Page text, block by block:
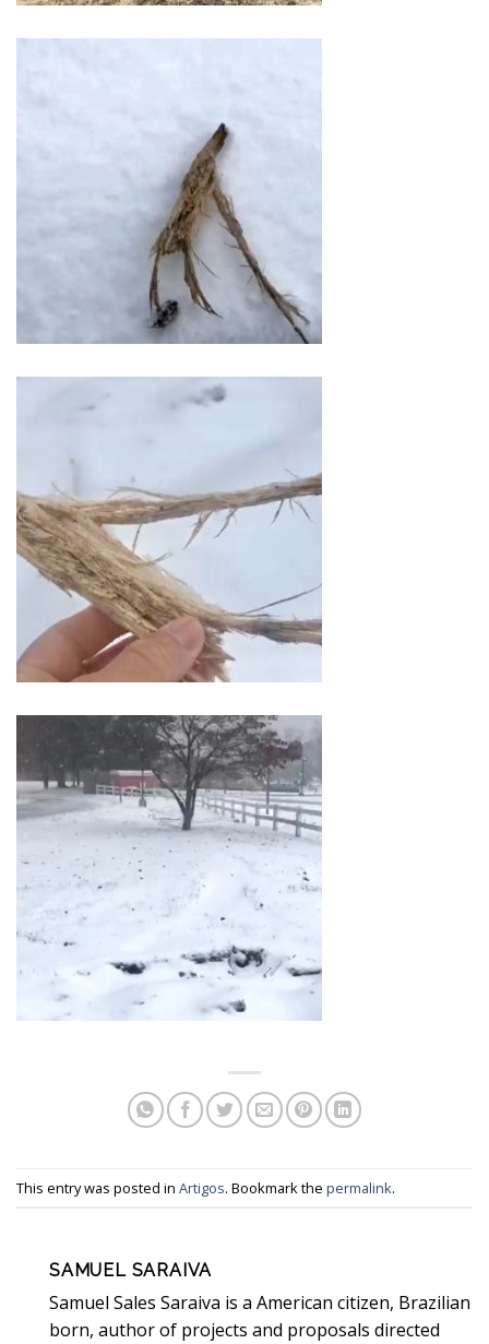
This entry was posted in Artigos. Bookmark the permalink.
SAMUEL SARAIVA
Samuel Sales Saraiva is a American citizen, Brazilian
born, author of projects and proposals directed